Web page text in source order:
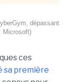
dépassant
Microsoft)
ces
sa première